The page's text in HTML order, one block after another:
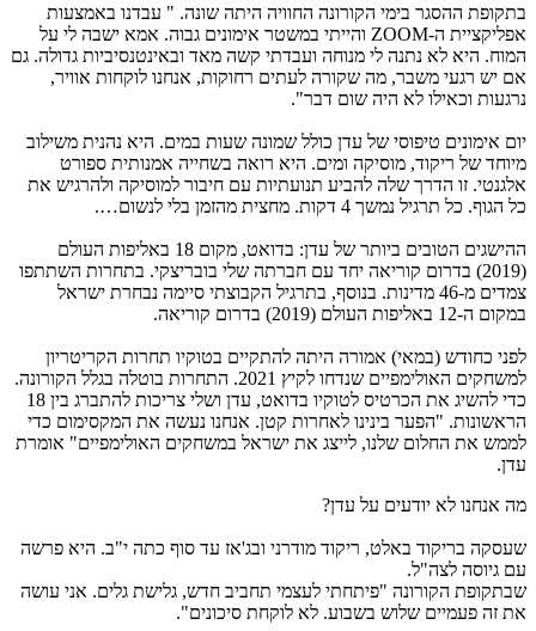
בתקופת ההסגר בימי הקורונה החוויה היתה שונה. " עבדנו באמצעות
אפליקציית ה-ZOOM והייתי במשטר אימונים גבוה. אמא ישבה לי על
המוח. היא לא נתנה לי מנוחה ועבדתי קשה מאד ובאינטנסיביות גדולה. גם
אם יש רגעי משבר, מה שקורה לעתים רחוקות, אנחנו לוקחות אוויר,
נרגעות וכאילו לא היה שום דבר".
יום אימונים טיפוסי של עדן כולל שמונה שעות במים. היא נהנית משילוב
מיוחד של ריקוד, מוסיקה ומים. היא רואה בשחייה אמנותית ספורט
אלגנטי. זו הדרך שלה להביע תנועתיות עם חיבור למוסיקה ולהרגיש את
כל הגוף. כל תרגיל נמשך 4 דקות. מחצית מהזמן בלי לנשום….
ההישגים הטובים ביותר של עדן: בדואט, מקום 18 באליפות העולם
(2019) בדרום קוריאה יחד עם חברתה שלי בובריצקי. בתחרות השתתפו
צמדים מ-46 מדינות. בנוסף, בתרגיל הקבוצתי סיימה נבחרת ישראל
במקום ה-12 באליפות העולם (2019) בדרום קוריאה.
לפני כחודש (במאי) אמורה היתה להתקיים בטוקיו תחרות הקריטריון
למשחקים האולימפיים שנדחו לקיץ 2021. התחרות בוטלה בגלל הקורונה.
כדי להשיג את הכרטיס לטוקיו בדואט, עדן ושלי צריכות להתברג בין 18
הראשונות. "הפער בינינו לאחרות קטן. אנחנו נעשה את המקסימום כדי
לממש את החלום שלנו, לייצג את ישראל במשחקים האולימפיים" אומרת
עדן.
מה אנחנו לא יודעים על עדן?
שעסקה בריקוד באלט, ריקוד מודרני ובג'אז עד סוף כתה י"ב. היא פרשה
עם גיוסה לצה"ל.
שבתקופת הקורונה "פיתחתי לעצמי תחביב חדש, גלישת גלים. אני עושה
את זה פעמיים שלוש בשבוע. לא לוקחת סיכונים".